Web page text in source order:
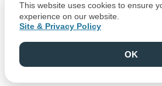
Copyright © 1991-2021 Web
This website uses cookies to ensure
experience on our website.
Site & Privacy Policy
OK